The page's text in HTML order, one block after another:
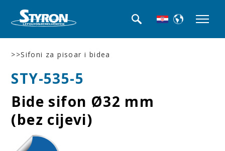
>>Sifoni za pisoar i bidea
STY-535-5
Bide sifon Ø32 mm
(bez cijevi)